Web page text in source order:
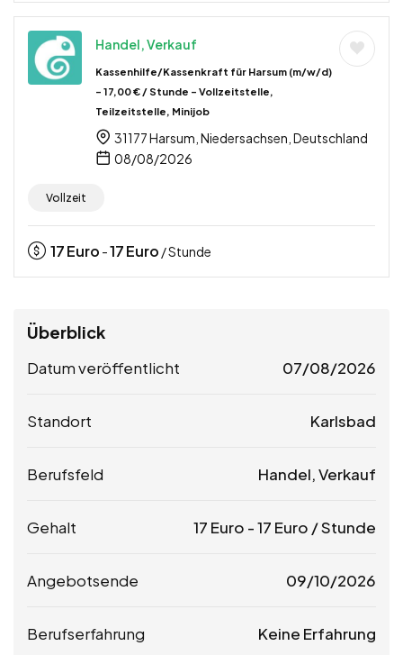
Handel, Verkauf
Kassenhilfe/Kassenkraft für Harsum (m/w/d)
– 17,00 € / Stunde – Vollzeitstelle,
Teilzeitstelle, Minijob
31177 Harsum, Niedersachsen, Deutschland
08/08/2026
Vollzeit
17Euro -17Euro / Stunde
Überblick
Datum veröffentlicht 07/08/2026
Standort Karlsbad
Berufsfeld Handel, Verkauf
Gehalt 17 Euro -17 Euro / Stunde
Angebotsende 09/10/2026
Berufserfahrung Keine Erfahrung